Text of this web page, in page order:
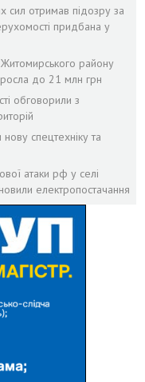
сил отримав підозру за
придбана у
Житомирського району
до 21 млн грн
обговорили з
спецтехніку та
атаки рф у селі
електропостачання